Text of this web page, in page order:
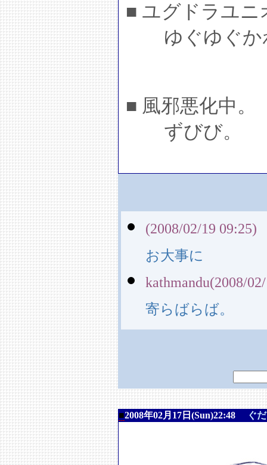
■ ユグドラユ
ゆぐゆぐか
■ 風邪悪化中。
ずびび。
(2008/02/19 09:25)
お大事に
kathmandu(2008/
寄らばらば。
■2008年02月17日(Sun)22:48 ぐ